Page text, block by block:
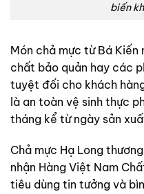
biến
Món chả mực từ Bá Kiến
chất bảo quản hay các
tuyệt đối cho khách
là an toàn vệ sinh thực
tháng kể từ ngày sản
Chả mực Hạ Long
nhận Hàng Việt Nam
tiêu dùng tin tưởng và